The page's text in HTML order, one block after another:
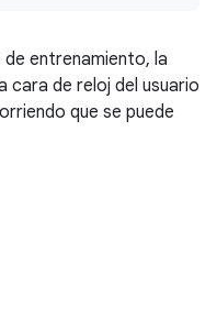
de entrenamiento, la
cara de reloj del usuario
que se puede